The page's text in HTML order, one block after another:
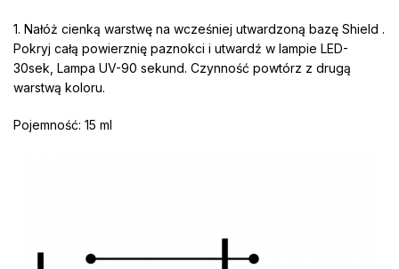
1. Nałóż cienką warstwę na wcześniej utwardzoną bazę Shield .
Pokryj całą powierznię paznokci i utwardź w lampie LED-
30sek, Lampa UV-90 sekund. Czynność powtórz z drugą
warstwą koloru.
Pojemność: 15 ml